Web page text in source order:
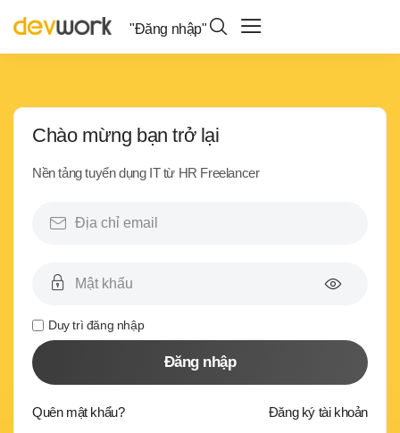
"Đăng nhập"
Chào mừng bạn trở lại
Nền tảng tuyển dụng IT từ HR Freelancer
Duy trì đăng nhập
Đăng nhập
Quên mật khẩu? Đăng ký tài khoản